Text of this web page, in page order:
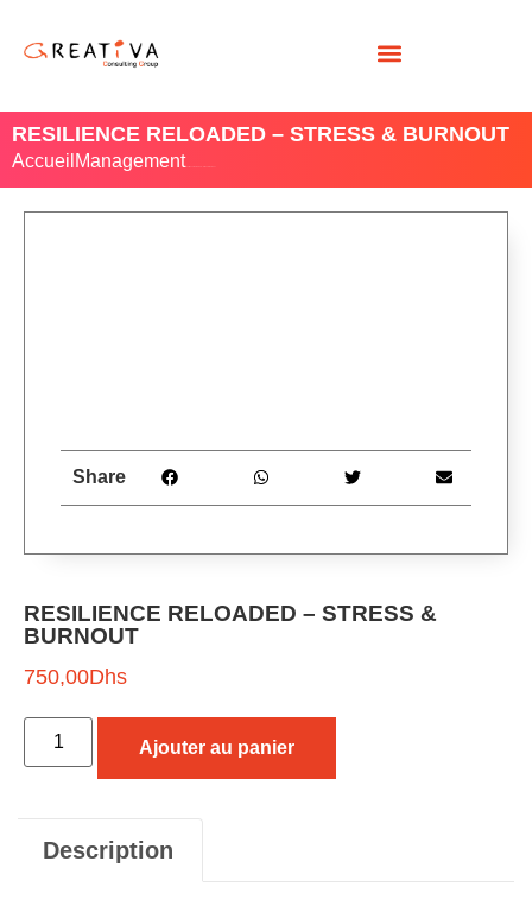
RESILIENCE RELOADED – STRESS & BURNOUT
Accueil Management
RESILIENCE RELOADED – STRESS &
BURNOUT
750,00Dhs
Ajouter au panier
Share
Description